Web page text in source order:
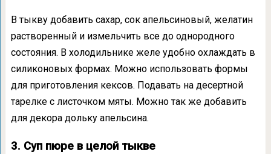
В тыкву добавить сахар, сок апельсиновый, желатин
растворенный и измельчить все до однородного
состояния. В холодильнике желе удобно охлаждать в
силиконовых формах. Можно использовать формы
для приготовления кексов. Подавать на десертной
тарелке с листочком мяты. Можно так же добавить
для декора дольку апельсина.
3. Суп пюре в целой тыкве